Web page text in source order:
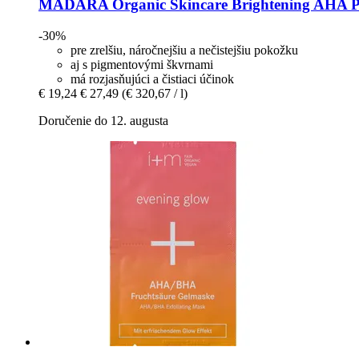
MÁDARA Organic Skincare Brightening AHA
-30%
pre zrelšiu, náročnejšiu a nečistejšiu pokožku
aj s pigmentovými škvrnami
má rozjasňujúci a čistiaci účinok
€ 19,24 € 27,49 (€ 320,67 / l)
Doručenie do 12. augusta